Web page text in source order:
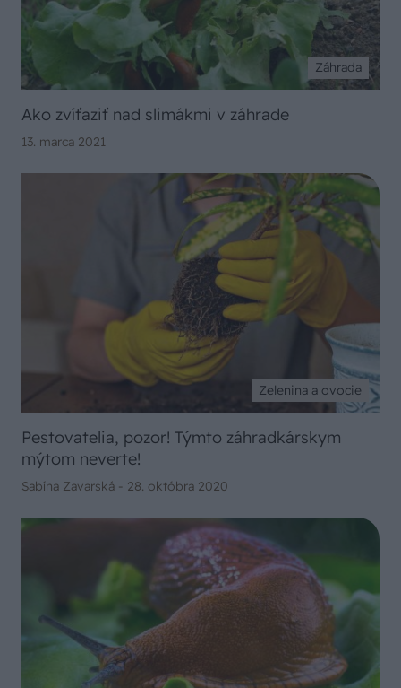
Záhrada
Ako zvíťaziť nad slimákmi v záhrade
13. marca 2021
Zelenina a ovocie
Pestovatelia, pozor! Týmto záhradkárskym
mýtom neverte!
Sabína Zavarská - 28. októbra 2020